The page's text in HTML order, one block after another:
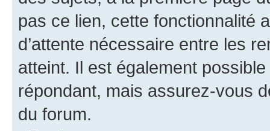
pas ce lien, cette fonctionnalité
d’attente nécessaire entre les
atteint. Il est également
répondant, mais assurez-vous
du forum.